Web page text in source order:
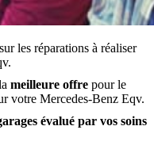
les réparations à réaliser
meilleure offre pour le
votre Mercedes-Benz Eqv.
évalué par vos soins